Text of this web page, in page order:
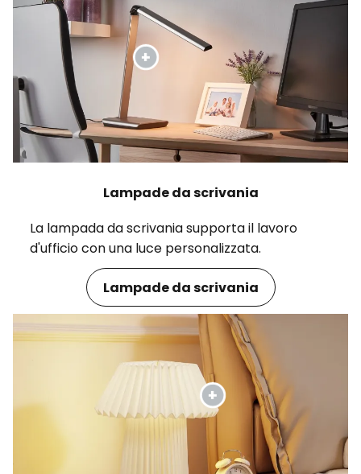
Lampade da scrivania
La lampada da scrivania supporta il lavoro
d'ufficio con una luce personalizzata.
Lampade da scrivania